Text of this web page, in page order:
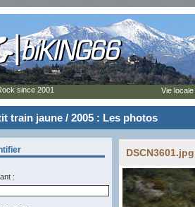
train jaune / 2005 : Les photos
:
since 2001 Vie